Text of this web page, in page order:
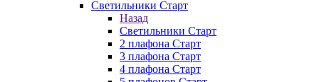
Светильники Старт
Назад
Светильники Старт
2 плафона Старт
3 плафона Старт
4 плафона Старт